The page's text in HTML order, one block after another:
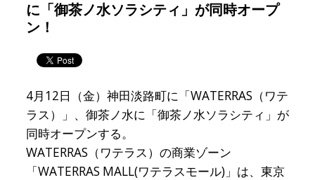
に「御茶ノ水ソラシティ」が同時オープ
ン！
4月12日（金）神田淡路町に「WATERRAS（ワテ
ラス）」、御茶ノ水に「御茶ノ水ソラシティ」が
同時オープンする。
WATERRAS（ワテラス）の商業ゾーン
「WATERRAS MALL(ワテラスモール)」は、東京